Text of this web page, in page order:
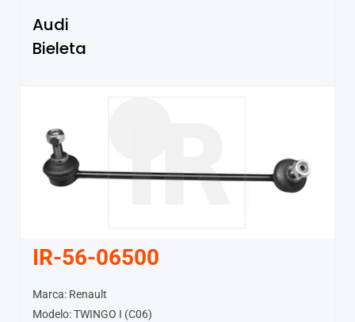
Audi
Bieleta
IR-56-06500
Marca: Renault
Modelo: TWINGO I (C06)